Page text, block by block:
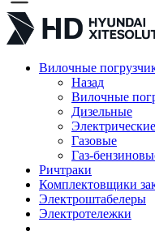
Вилочные
Назад
Вилочные
Дизельные
Электрические
Газовые
Газ-
Ричтраки
Комплектовщики
Электроштабелеры
Электротележки